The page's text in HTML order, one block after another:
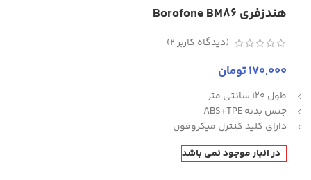
هندزفری Borofone BM86
(دیدگاه کاربر2
)
170,000تومان
طول 120 سانتی متر
جنس بدنه ABS+TPE
دارای کلید کنترل میکروفون
در انبار موجود نمی باشد